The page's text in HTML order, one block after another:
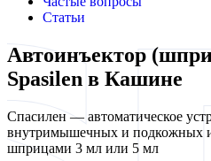
Статьи
Автоинъектор
Spasilen в Кашине
Спасилен — автоматическое
внутримышечных и подкожных
шприцами 3 мл или 5 мл